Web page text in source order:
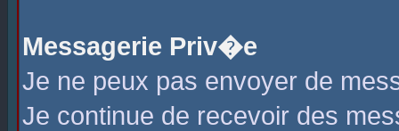
Messagerie Priv�e
Je ne peux pas envoyer de
Je continue de recevoir des